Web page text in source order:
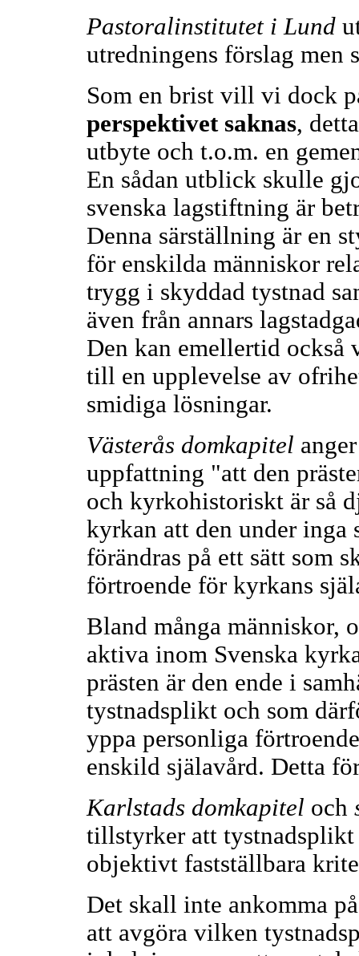
Pastoralinstitutet i Lund
utredningens förslag men
Som en brist vill vi dock
perspektivet saknas,
utbyte och t.o.m. en
En sådan utblick skulle
svenska lagstiftning är
Denna särställning är en
för enskilda människor
trygg i skyddad tystnad
även från annars
Den kan emellertid också
till en upplevelse av
smidiga lösningar.
Västerås domkapitel
uppfattning "att den
och kyrkohistoriskt är så
kyrkan att den under inga
förändras på ett sätt som
förtroende för kyrkans
Bland många människor,
aktiva inom Svenska
prästen är den ende i
tystnadsplikt och som
yppa personliga
enskild själavård. Detta
Karlstads domkapitel och
tillstyrker att
objektivt fastställbara
Det skall inte ankomma
att avgöra vilken